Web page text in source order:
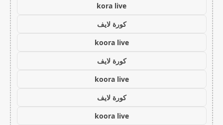
kora live
كورة لايف
koora live
كورة لايف
koora live
كورة لايف
koora live